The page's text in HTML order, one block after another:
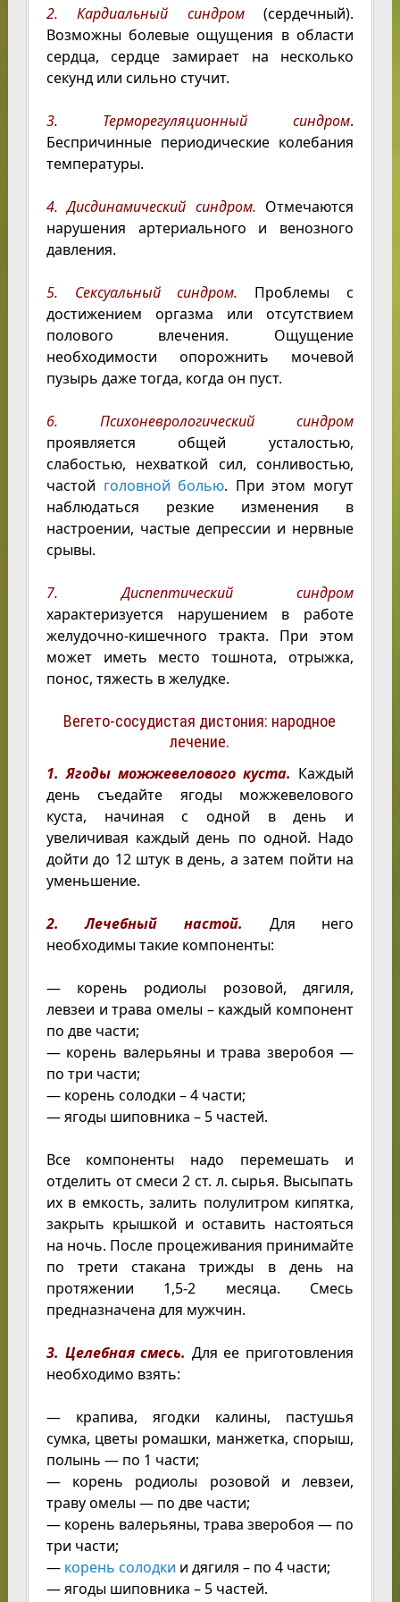
2. Кардиальный синдром(сердечный).
Возможны болевые ощущения в области
сердца, сердце замирает на несколько
секунд или сильно стучит.
3. Терморегуляционный синдром.
Беспричинные периодические колебания
температуры.
4. Дисдинамический синдром. Отмечаются
нарушения артериального и венозного
давления.
5. Сексуальный синдром.
Проблемы с
достижением оргазма или отсутствием
полового влечения. Ощущение
необходимости опорожнить мочевой
пузырь даже тогда, когда он пуст.
6. Психоневрологический синдром
проявляется общей усталостью,
слабостью, нехваткой сил, сонливостью,
частой головной болью. При этом могут
наблюдаться резкие изменения в
настроении, частые депрессии и нервные
срывы.
7. Диспептический синдром
характеризуется нарушением в работе
желудочно-кишечного тракта. При этом
может иметь место тошнота, отрыжка,
понос, тяжесть в желудке.
Вегето-сосудистая дистония: народное
лечение.
1. Ягоды можжевелового куста. Каждый
день съедайте ягоды можжевелового
куста, начиная с одной в день и
увеличивая каждый день по одной. Надо
дойти до 12 штук в день, а затем пойти на
уменьшение.
2. Лечебный настой. Для него
необходимы такие компоненты:
— корень родиолы розовой, дягиля,
левзеи и трава омелы – каждый компонент
по две части;
— корень валерьяны и трава зверобоя —
по три части;
— корень солодки – 4 части;
— ягоды шиповника – 5 частей.
Все компоненты надо перемешать и
отделить от смеси 2 ст. л. сырья. Высыпать
их в емкость, залить полулитром кипятка,
закрыть крышкой и оставить настояться
на ночь. После процеживания принимайте
по трети стакана трижды в день на
протяжении 1,5-2 месяца. Смесь
предназначена для мужчин.
3. Целебная смесь. Для ее приготовления
необходимо взять:
— крапива, ягодки калины, пастушья
сумка, цветы ромашки, манжетка, спорыш,
полынь — по 1 части;
— корень родиолы розовой и левзеи,
траву омелы — по две части;
— корень валерьяны, трава зверобоя — по
три части;
— корень солодки и дягиля – по 4 части;
— ягоды шиповника – 5 частей.